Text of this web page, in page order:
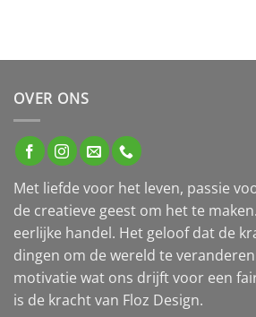
OVER ONS
Met liefde voor het leven, passie
de creatieve geest om het te
eerlijke handel. Het geloof dat de
dingen om de wereld te
motivatie wat ons drijft voor een
is de kracht van Floz Design.